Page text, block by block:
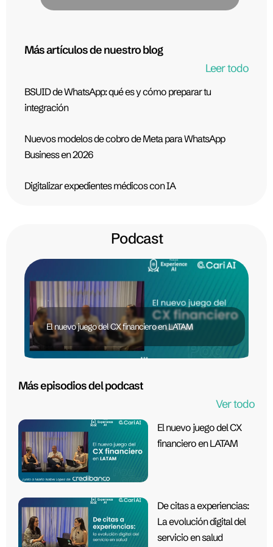
Más artículos de nuestro blog
Leer todo
BSUID de WhatsApp: qué es y cómo preparar tu
integración
Nuevos modelos de cobro de Meta para WhatsApp
Business en 2026
Digitalizar expedientes médicos con IA
Podcast
El nuevo juego del CX financiero en LATAM
Más episodios del podcast
Ver todo
El nuevo juego del CX
financiero en LATAM
De citas a experiencias:
La evolución digital del
servicio en salud